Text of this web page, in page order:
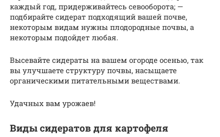
каждый год, придерживайтесь севооборота; —
подбирайте сидерат подходящий вашей почве,
некоторым видам нужны плодородные почвы, а
некоторым подойдет любая.
Высевайте сидераты на вашем огороде осенью, так
вы улучшаете структуру почвы, насыщаете
органическими питательными веществами.
Удачных вам урожаев!
Виды сидератов для картофеля